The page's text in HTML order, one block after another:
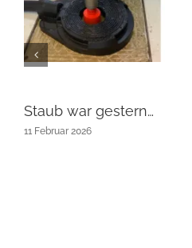
Staub war gestern…
11 Februar 2026